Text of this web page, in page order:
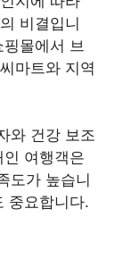
비결입니
몰에서 브
마트와 지역
여행객은
가 높습니
중요합니다.